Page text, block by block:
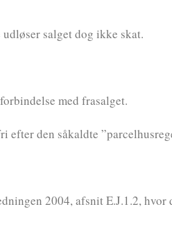
salget dog ikke skat.
med frasalget.
efter den såkaldte
2004, afsnit E.J.1.2, hvor